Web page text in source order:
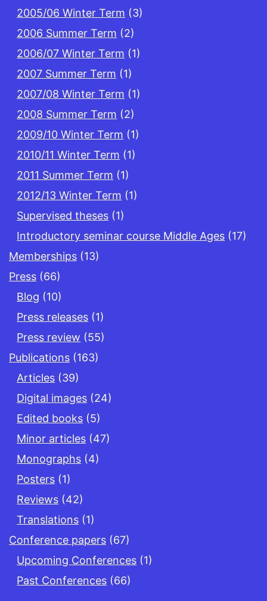
2005/06 Winter Term (3)
2006 Summer Term (2)
2006/07 Winter Term (1)
2007 Summer Term (1)
2007/08 Winter Term (1)
2008 Summer Term (2)
2009/10 Winter Term (1)
2010/11 Winter Term (1)
2011 Summer Term (1)
2012/13 Winter Term (1)
Supervised theses (1)
Introductory seminar course Middle Ages (17)
Memberships (13)
Press (66)
Blog (10)
Press releases (1)
Press review (55)
Publications (163)
Articles (39)
Digital images (24)
Edited books (5)
Minor articles (47)
Monographs (4)
Posters (1)
Reviews (42)
Translations (1)
Conference papers (67)
Upcoming Conferences (1)
Past Conferences (66)